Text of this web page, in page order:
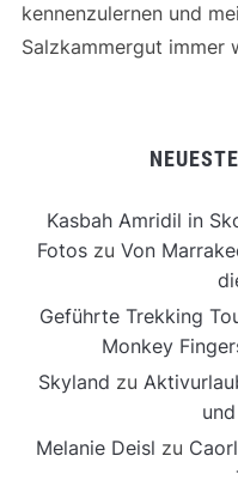
kennenzulernen und
Salzkammergut immer
Kasbah Amridil in
Fotoszu Von
Geführte Trekking
Monkey
Skyland zu
Melanie Deisl zu